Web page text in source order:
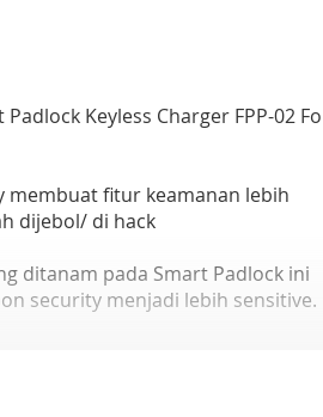
Keyless Charger FPP-02
membuat fitur keamanan lebih
dijebol/ di hack
ditanam pada Smart Padlock ini
security menjadi lebih sensitive.
jari cerdas, yang kecil dan